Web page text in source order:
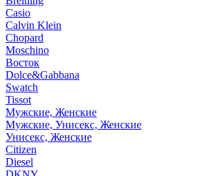
Casio
Calvin Klein
Chopard
Moschino
Восток
Dolce&Gabbana
Swatch
Tissot
Мужские, Женские
Мужские, Унисекс, Женские
Унисекс, Женские
Citizen
Diesel